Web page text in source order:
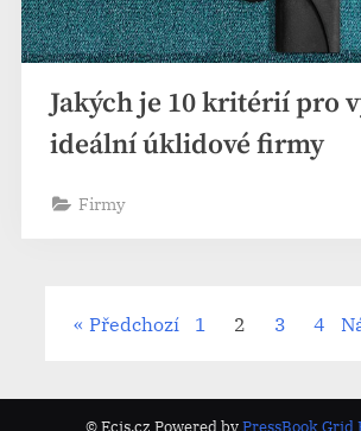
Jakých je 10 kritérií pro
ideální úklidové firmy
Firmy
příspěvků
Předchozí 1 2 3 4